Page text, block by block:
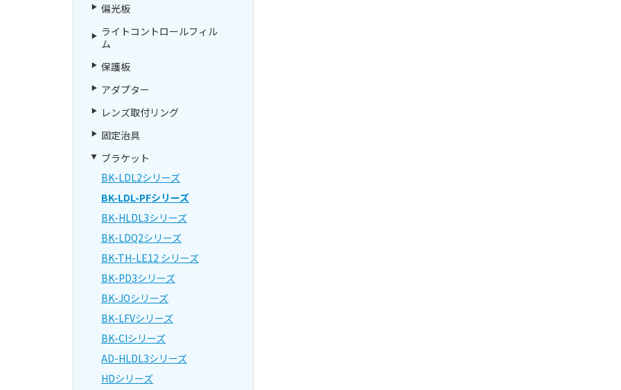
偏光板
ライトコントロールフィル
ム
保護板
アダプター
レンズ取付リング
固定治具
ブラケット
BK-LDL2シリーズ
BK-LDL-PFシリーズ
BK-HLDL3シリーズ
BK-LDQ2シリーズ
BK-TH-LE12 シリーズ
BK-PD3シリーズ
BK-JOシリーズ
BK-LFVシリーズ
BK-CIシリーズ
AD-HLDL3シリーズ
HDシリーズ